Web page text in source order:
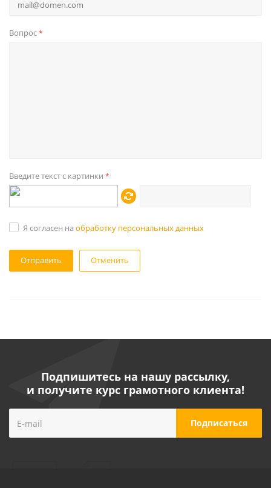
Вопрос*
Введите текст с картинки *
Я согласен на обработку персональных данных
Отменить
Подпишитесь на нашу рассылку,
и получите курс грамотного клиента!